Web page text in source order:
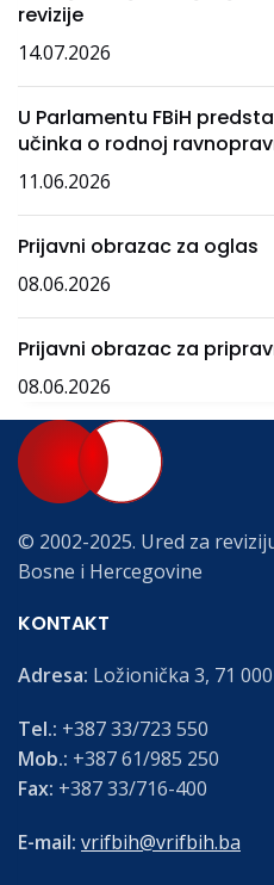
revizije
14.07.2026
U Parlamentu FBiH
učinka o rodnoj
11.06.2026
Prijavni obrazac za oglas
08.06.2026
Prijavni obrazac za
08.06.2026
© 2002-2025. Ured za
Bosne i Hercegovine
KONTAKT
Adresa: Ložionička 3, 71
Tel.: +387 33/723 550
Mob.: +387 61/985 250
Fax: +387 33/716-400
E-mail: vrifbih@vrifbih.ba